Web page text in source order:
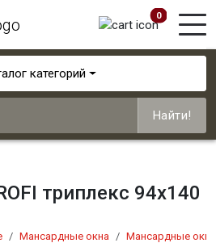
0
категорий
Найти!
триплекс 94x140
Мансардные окна Мансардные